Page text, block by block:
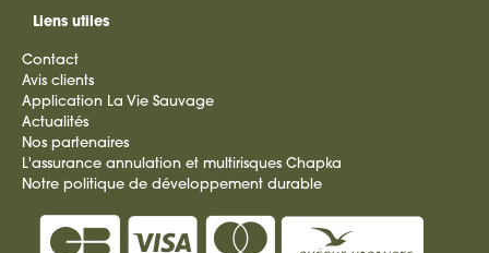
Liens utiles
Contact
Avis clients
Application La Vie Sauvage
Actualités
Nos partenaires
L'assurance annulation et multirisques Chapka
Notre politique de développement durable